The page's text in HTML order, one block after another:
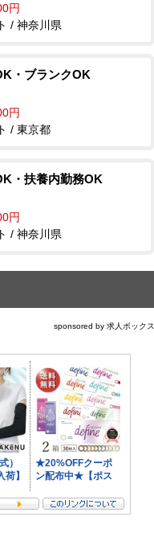
円
/ 神奈川県
・ブランクOK
円
/ 東京都
・扶養内勤務OK
円
/ 神奈川県
sponsored by 求人ボックス